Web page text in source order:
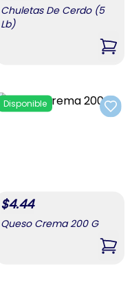
Add to favorites
unit
Disponible
$112.00
Add to favorites
Chuletas De Cerdo (5
Lb)
,
Add
Disponible
$4.44
Queso Crema 200 G
,